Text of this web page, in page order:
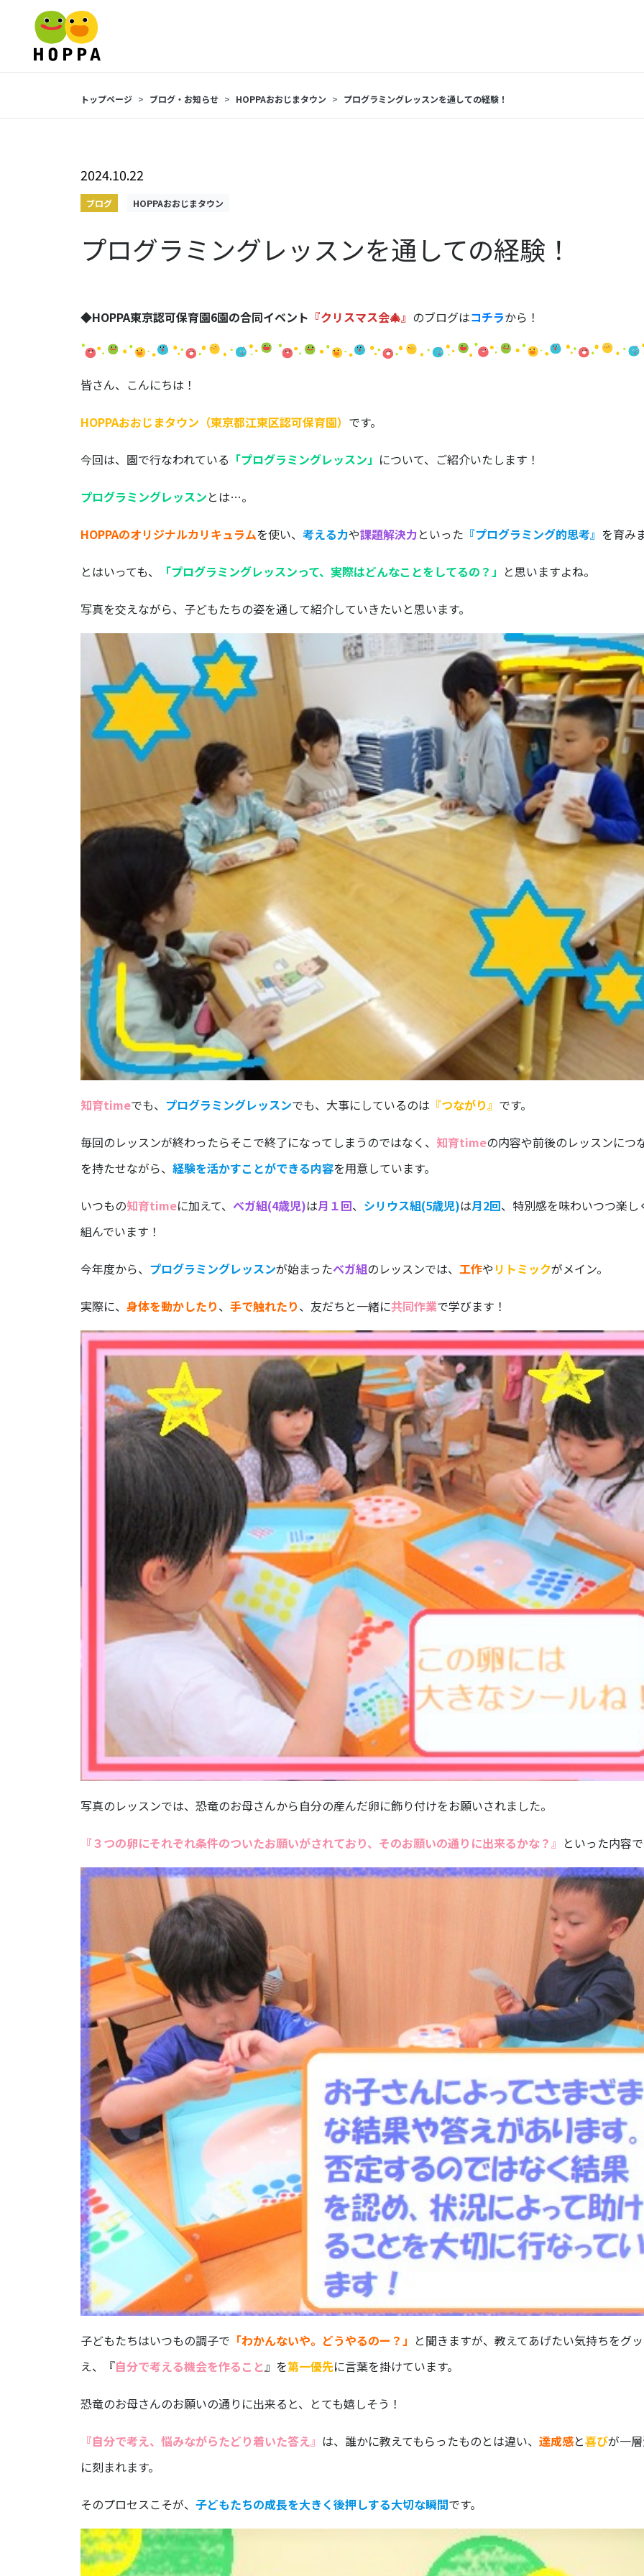
トップページ ブログ・お知らせ HOPPAおおじまタウン プログラミングレッスンを通しての経験！
2024.10.22
ブログ HOPPAおおじまタウン
プログラミングレッスンを通しての経験！
◆HOPPA東京認可保育園6園の合同イベント 『クリスマス会🎄』 のブログはコチラから！
皆さん、こんにちは！
HOPPAおおじまタウン（東京都江東区認可保育園） です。
今回は、園で行なわれている 「プログラミングレッスン」 について、ご紹介いたします！
プログラミングレッスンとは…。
HOPPAのオリジナルカリキュラムを使い、 考える力や課題解決力といった 『プログラミング的思考』 を育み
とはいっても、 「プログラミングレッスンって、実際はどんなことをしてるの？」 と思いますよね。
写真を交えながら、子どもたちの姿を通して紹介していきたいと思います。
知育timeでも、 プログラミングレッスンでも、大事にしているのは 『つながり』 です。
毎回のレッスンが終わったらそこで終了になってしまうのではなく、 知育timeの内容や前後のレッスンにつ
を持たせながら、 経験を活かすことができる内容を用意しています。
いつもの知育timeに加えて、 ベガ組(4歳児)は月１回、 シリウス組(5歳児)は月2回、特別感を味わいつつ楽し
組んでいます！
今年度から、 プログラミングレッスンが始まったベガ組のレッスンでは、 工作やリトミックがメイン。
実際に、 身体を動かしたり、 手で触れたり、友だちと一緒に共同作業で学びます！
写真のレッスンでは、恐竜のお母さんから自分の産んだ卵に飾り付けをお願いされました。
『３つの卵にそれぞれ条件のついたお願いがされており、そのお願いの通りに出来るかな？』 といった内容
子どもたちはいつもの調子で 「わかんないや。どうやるのー？」 と聞きますが、教えてあげたい気持ちをグ
え、『自分で考える機会を作ること』を第一優先に言葉を掛けています。
恐竜のお母さんのお願いの通りに出来ると、とても嬉しそう！
『自分で考え、悩みながらたどり着いた答え』 は、誰かに教えてもらったものとは違い、 達成感と喜びが一
に刻まれます。
そのプロセスこそが、 子どもたちの成長を大きく後押しする大切な瞬間です。